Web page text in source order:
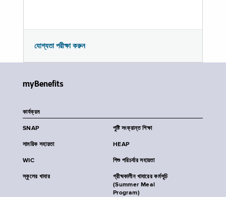
যোগ্যতা পরীক্ষা করুন
myBenefits
কার্যক্রম
SNAP পুষ্টি সংক্রান্ত শিক্ষা
সাময়িক সহায়তা HEAP
WIC শিশু পরিচর্যার সহায়তা
স্কুলের খাবার
গ্রীষ্মকালীন খাবারের কর্মসূচি
(Summer Meal
Program)